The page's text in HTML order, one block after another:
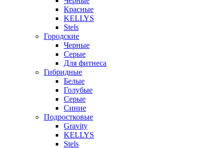
Красные
KELLYS
Stels
Городские
Черные
Серые
Для фитнеса
Гибридные
Белые
Голубые
Серые
Синие
Подростковые
Gravity
KELLYS
Stels